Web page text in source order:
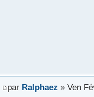
par Ralphaez » Ven